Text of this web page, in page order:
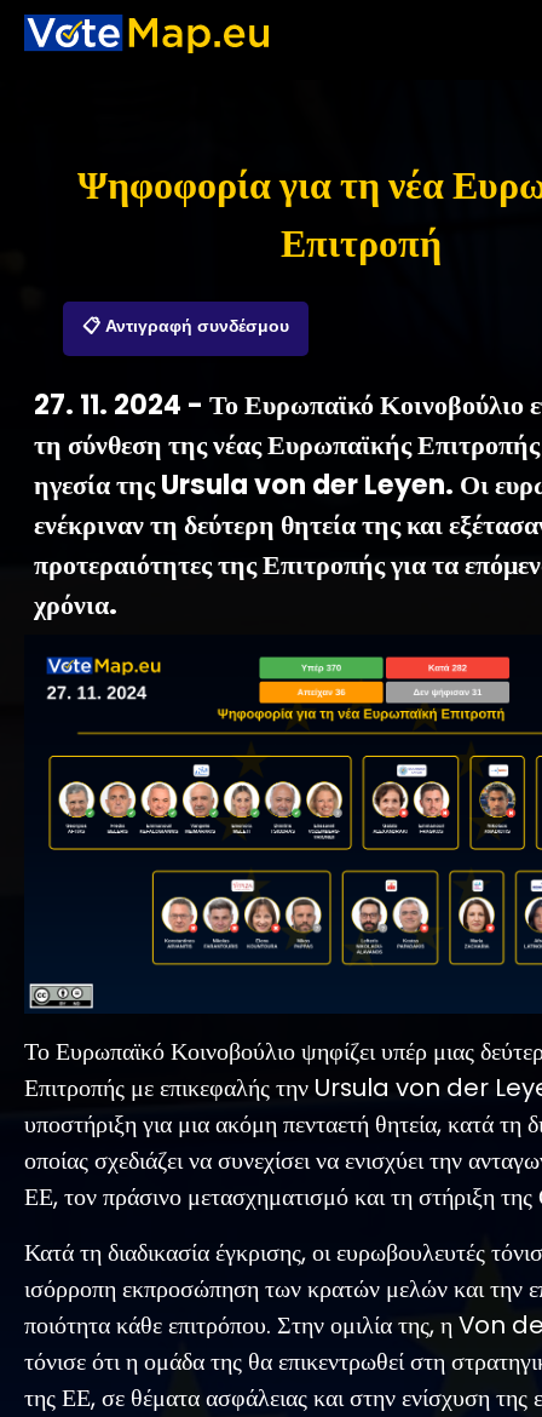
Ψηφοφορία για τη νέα
Επιτροπή
📋 Αντιγραφή συνδέσμου
27. 11. 2024 - Το Ευρωπαϊκό Κοινοβούλιο
τη σύνθεση της νέας Ευρωπαϊκής
ηγεσία της Ursula von der Leyen. Οι
ενέκριναν τη δεύτερη θητεία της και
προτεραιότητες της Επιτροπής για τα
χρόνια.
Το Ευρωπαϊκό Κοινοβούλιο ψηφίζει υπέρ μιας
Επιτροπής με επικεφαλής την Ursula von der
υποστήριξη για μια ακόμη πενταετή θητεία, κατά τη
οποίας σχεδιάζει να συνεχίσει να ενισχύει την
ΕΕ, τον πράσινο μετασχηματισμό και τη στήριξη
Κατά τη διαδικασία έγκρισης, οι ευρωβουλευτές
ισόρροπη εκπροσώπηση των κρατών μελών και την
ποιότητα κάθε επιτρόπου. Στην ομιλία της, η Von
τόνισε ότι η ομάδα της θα επικεντρωθεί στη
της ΕΕ, σε θέματα ασφάλειας και στην ενίσχυση της